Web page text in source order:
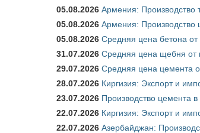
05.08.2026 Армения: Производство
05.08.2026 Армения: Производство
05.08.2026 Средняя цена бетона
31.07.2026 Средняя цена щебня от
29.07.2026 Средняя цена цемента
28.07.2026 Киргизия: Экспорт и
23.07.2026 Производство цемента
22.07.2026 Киргизия: Экспорт и
22.07.2026 Азербайджан: